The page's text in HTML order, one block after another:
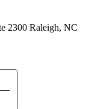
2300 Raleigh, NC